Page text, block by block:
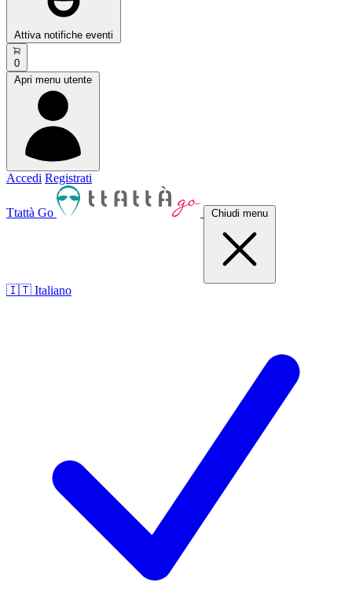
Attiva notifiche eventi
0
Apri menu utente
Accedi Registrati
Ttattà Go Chiudi menu
🇮🇹 Italiano